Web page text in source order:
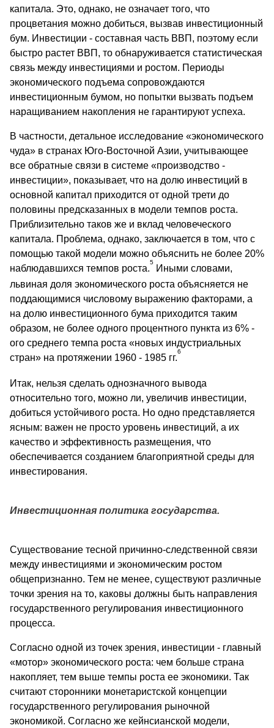
капитала. Это, однако, не означает того, что
процветания можно добиться, вызвав инвестиционный
бум. Инвестиции - составная часть ВВП, поэтому если
быстро растет ВВП, то обнаруживается статистическая
связь между инвестициями и ростом. Периоды
экономического подъема сопровождаются
инвестиционным бумом, но попытки вызвать подъем
наращиванием накопления не гарантируют успеха.
В частности, детальное исследование «экономического
чуда» в странах Юго-Восточной Азии, учитывающее
все обратные связи в системе «производство -
инвестиции», показывает, что на долю инвестиций в
основной капитал приходится от одной трети до
половины предсказанных в модели темпов роста.
Приблизительно таков же и вклад человеческого
капитала. Проблема, однако, заключается в том, что с
помощью такой модели можно объяснить не более 20%
наблюдавшихся темпов роста.
5
Иными словами,
львиная доля экономического роста объясняется не
поддающимися числовому выражению факторами, а
на долю инвестиционного бума приходится таким
образом, не более одного процентного пункта из 6% -
ого среднего темпа роста «новых индустриальных
стран» на протяжении 1960 - 1985 гг.
6
Итак, нельзя сделать однозначного вывода
относительно того, можно ли, увеличив инвестиции,
добиться устойчивого роста. Но одно представляется
ясным: важен не просто уровень инвестиций, а их
качество и эффективность размещения, что
обеспечивается созданием благоприятной среды для
инвестирования.
Инвестиционная политика государства.
Существование тесной причинно-следственной связи
между инвестициями и экономическим ростом
общепризнанно. Тем не менее, существуют различные
точки зрения на то, каковы должны быть направления
государственного регулирования инвестиционного
процесса.
Согласно одной из точек зрения, инвестиции - главный
«мотор» экономического роста: чем больше страна
накопляет, тем выше темпы роста ее экономики. Так
считают сторонники монетаристской концепции
государственного регулирования рыночной
экономикой. Согласно же кейнсианской модели,